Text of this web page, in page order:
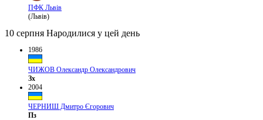
ПФК Львів
(Львів)
10 серпня Народилися у цей день
1986
ЧИЖОВ Олександр Олександрович
Зх
2004
ЧЕРНИШ Дмитро Єгорович
Пз